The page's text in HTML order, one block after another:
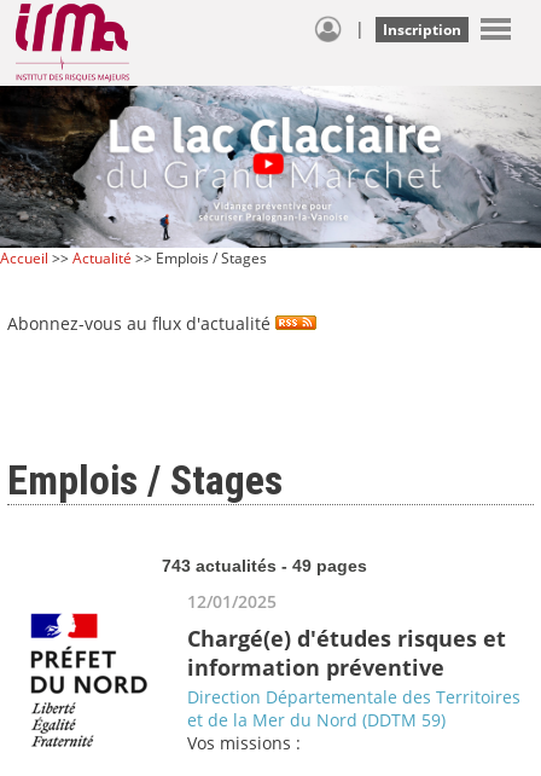
| Inscription
Accueil >>Actualité >> Emplois / Stages
Abonnez-vous au flux d'actualité
Emplois / Stages
743 actualités - 49 pages
12/01/2025
Chargé(e) d'études risques et
information préventive
Direction Départementale des Territoires
et de la Mer du Nord (DDTM 59)
Vos missions :